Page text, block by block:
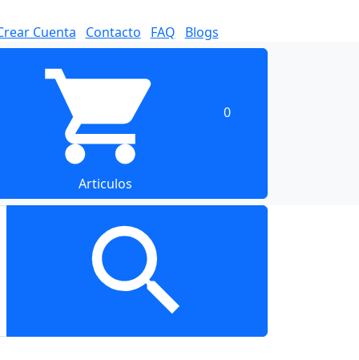
Cuenta Contacto FAQ Blogs
0
Articulos